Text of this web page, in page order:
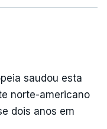
saudou esta
norte-americano
dois anos em